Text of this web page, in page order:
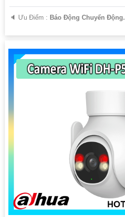
️🔈 Ưu Điểm : Báo Động Chuyển Động.